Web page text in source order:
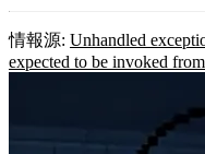
情報源: Unhandled
expected to be invoked